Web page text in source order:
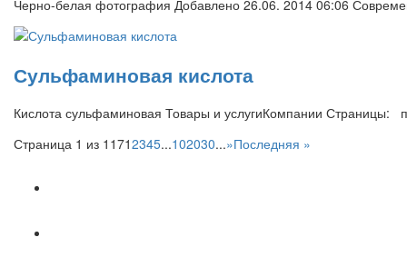
Черно-белая фотография Добавлено 26.06. 2014 06:06
Сульфаминовая кислота
Кислота сульфаминовая Товары и услугиКомпании
Страница 1 из 11712345...102030...»Последняя »